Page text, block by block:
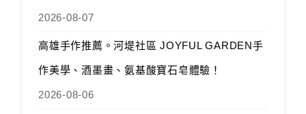
2026-08-07
高雄手作推薦。河堤社區 JOYFUL GARDEN手
作美學、酒墨畫、氨基酸寶石皂體驗！
2026-08-06